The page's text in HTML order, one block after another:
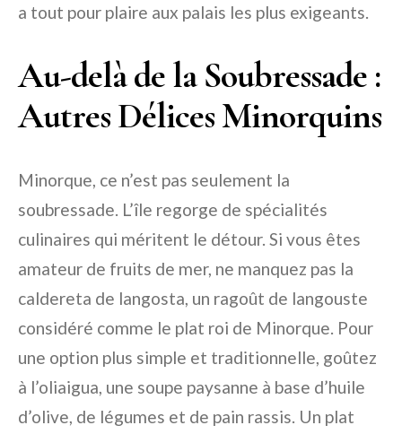
a tout pour plaire aux palais les plus exigeants.
Au-delà de la Soubressade :
Autres Délices Minorquins
Minorque, ce n’est pas seulement la
soubressade. L’île regorge de spécialités
culinaires qui méritent le détour. Si vous êtes
amateur de fruits de mer, ne manquez pas la
caldereta de langosta, un ragoût de langouste
considéré comme le plat roi de Minorque. Pour
une option plus simple et traditionnelle, goûtez
à l’oliaigua, une soupe paysanne à base d’huile
d’olive, de légumes et de pain rassis. Un plat